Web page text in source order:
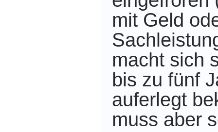
mit Geld
macht sich
bis zu fünf
auferlegt
muss aber